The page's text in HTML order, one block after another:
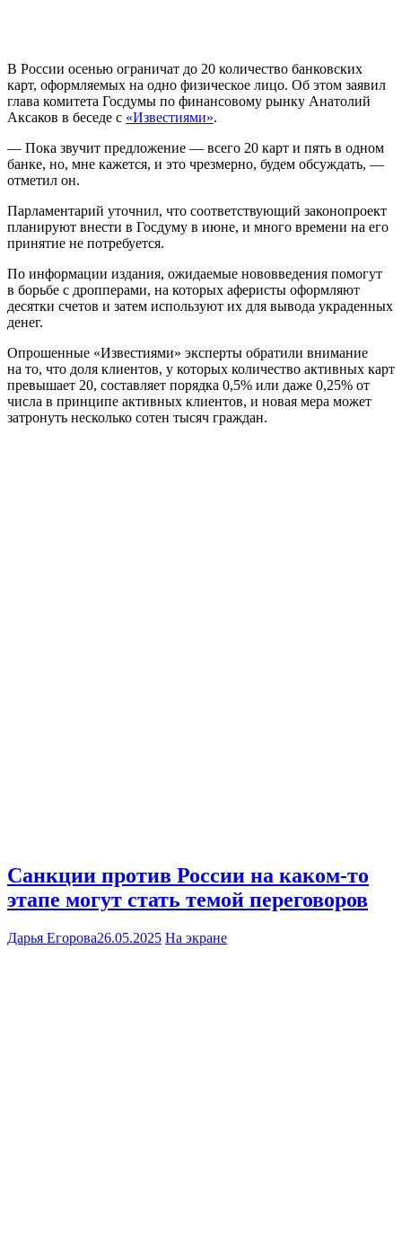
В России осенью ограничат до 20 количество банковских
карт, оформляемых на одно физическое лицо. Об этом заявил
глава комитета Госдумы по финансовому рынку Анатолий
Аксаков в беседе с «Известиями».
— Пока звучит предложение — всего 20 карт и пять в одном
банке, но, мне кажется, и это чрезмерно, будем обсуждать, —
отметил он.
Парламентарий уточнил, что соответствующий законопроект
планируют внести в Госдуму в июне, и много времени на его
принятие не потребуется.
По информации издания, ожидаемые нововведения помогут
в борьбе с дропперами, на которых аферисты оформляют
десятки счетов и затем используют их для вывода украденных
денег.
Опрошенные «Известиями» эксперты обратили внимание
на то, что доля клиентов, у которых количество активных карт
превышает 20, составляет порядка 0,5% или даже 0,25% от
числа в принципе активных клиентов, и новая мера может
затронуть несколько сотен тысяч граждан.
Санкции против России на каком-то
этапе могут стать темой переговоров
Дарья Егорова26.05.2025 На экране